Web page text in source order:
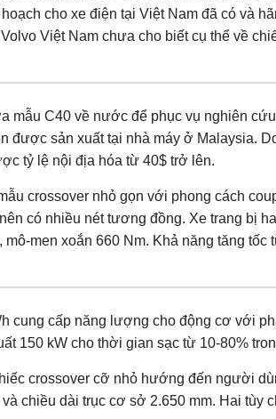
cho xe điện tại Việt Nam đã có và
Việt Nam chưa cho biết cụ thể về
mẫu C40 về nước để phục vụ nghiên
được sản xuất tại nhà máy ở Malaysia.
tỷ lệ nội địa hóa từ 40$ trở lên.
crossover nhỏ gọn với phong cách
có nhiều nét tương đồng. Xe trang bị
men xoắn 660 Nm. Khả năng tăng tốc
cung cấp năng lượng cho động cơ với
150 kW cho thời gian sạc từ 10-80%
crossover cỡ nhỏ hướng đến người
chiều dài trục cơ sở 2.650 mm. Hai tùy